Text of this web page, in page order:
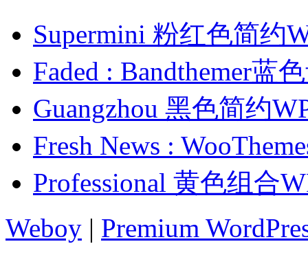
Supermini 粉红色简约
Faded : Bandthemer蓝
Guangzhou 黑色简约
Fresh News :
Professional 黄色组合
Weboy | Premium